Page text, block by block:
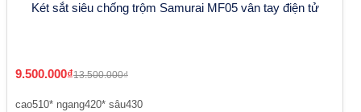
Két sắt siêu chống trộm Samurai MF05 vân tay điện tử
9.500.000₫13.500.000₫
cao510* ngang420* sâu430